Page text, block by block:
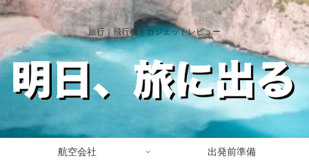
旅行｜飛行機｜ガジェットレビュー
航空会社 出発前準備